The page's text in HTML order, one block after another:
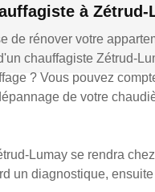
à Zétrud-
de rénover votre
chauffagiste Zétrud-
? Vous pouvez
de votre
Lumay se rendra
un diagnostique,